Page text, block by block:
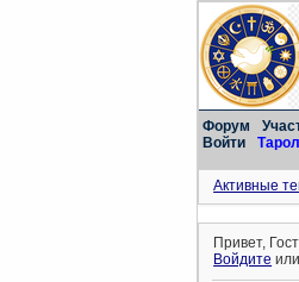
Форум
Войти
Активные
Привет,
Войдите